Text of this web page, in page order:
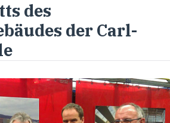
des
der Carl-